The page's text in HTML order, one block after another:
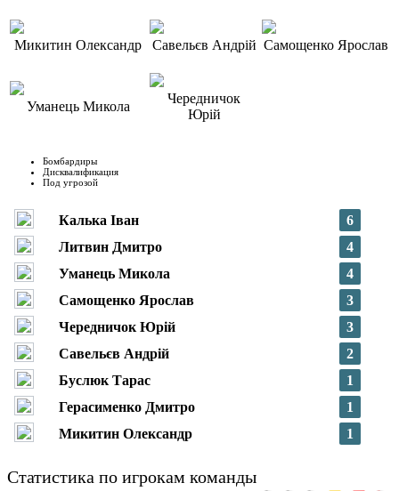
Микитин Олександр Савельєв Андрій Самощенко Ярослав
Уманець Микола
Чередничок
Юрій
Бомбардиры
Дисквалификация
Под угрозой
Калька Іван
6
Литвин Дмитро
4
Уманець Микола
4
Самощенко Ярослав
3
Чередничок Юрій
3
Савельєв Андрій
2
Буслюк Тарас
1
Герасименко Дмитро
1
Микитин Олександр
1
Статистика по игрокам команды